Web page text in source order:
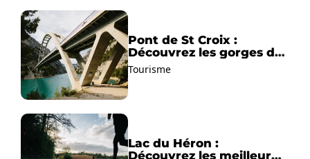
Pont de St Croix :
Découvrez les gorges du
Verdon !
Tourisme
Lac du Héron :
Découvrez les meilleurs